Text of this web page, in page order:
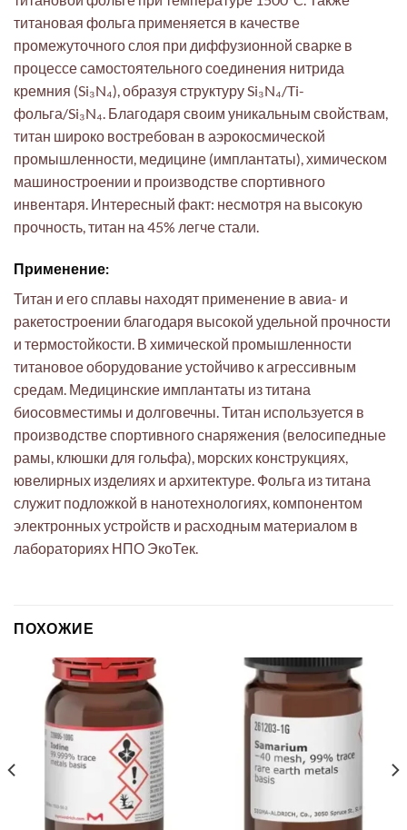
титановая фольга применяется в качестве
промежуточного слоя при диффузионной сварке в
процессе самостоятельного соединения нитрида
кремния (Si₃N₄), образуя структуру Si₃N₄/Ti-
фольга/Si₃N₄. Благодаря своим уникальным свойствам,
титан широко востребован в аэрокосмической
промышленности, медицине (имплантаты), химическом
машиностроении и производстве спортивного
инвентаря. Интересный факт: несмотря на высокую
прочность, титан на 45% легче стали.
Применение:
Титан и его сплавы находят применение в авиа- и
ракетостроении благодаря высокой удельной прочности
и термостойкости. В химической промышленности
титановое оборудование устойчиво к агрессивным
средам. Медицинские имплантаты из титана
биосовместимы и долговечны. Титан используется в
производстве спортивного снаряжения (велосипедные
рамы, клюшки для гольфа), морских конструкциях,
ювелирных изделиях и архитектуре. Фольга из титана
служит подложкой в нанотехнологиях, компонентом
электронных устройств и расходным материалом в
лабораториях НПО ЭкоТек.
ПОХОЖИЕ